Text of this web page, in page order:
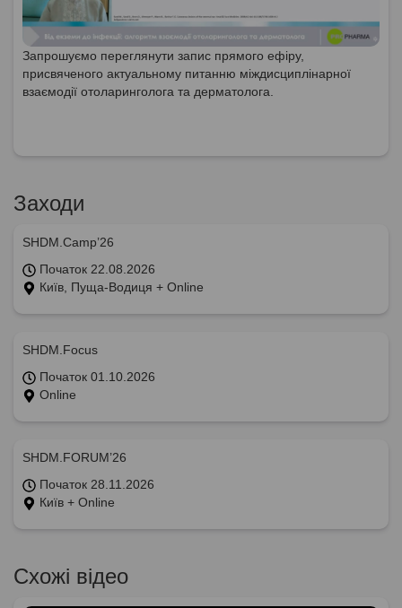
Запрошуємо переглянути запис прямого ефіру,
присвяченого актуальному питанню міждисциплінарної
взаємодії отоларинголога та дерматолога.
Заходи
SHDM.Camp’26
Початок 22.08.2026
Київ, Пуща-Водиця + Online
SHDM.Focus
Початок 01.10.2026
Online
SHDM.FORUM’26
Початок 28.11.2026
Київ + Online
Схожі відео